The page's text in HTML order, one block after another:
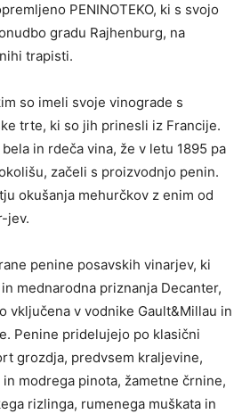
PENINOTEKO, ki s svojo
gradu Rajhenburg, na
trapisti.
so imeli svoje vinograde s
trte, ki so jih prinesli iz Francije.
in rdeča vina, že v letu 1895 pa
začeli s proizvodnjo penin.
okušanja mehurčkov z enim od
jev.
penine posavskih vinarjev, ki
mednarodna priznanja Decanter,
vključena v vodnike Gault&Millau in
Penine pridelujejo po klasični
grozdja, predvsem kraljevine,
modrega pinota, žametne črnine,
rizlinga, rumenega muškata in